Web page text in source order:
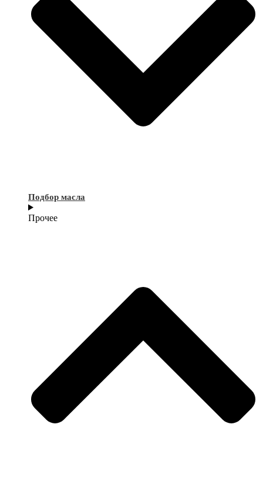
Подбор масла
Прочее